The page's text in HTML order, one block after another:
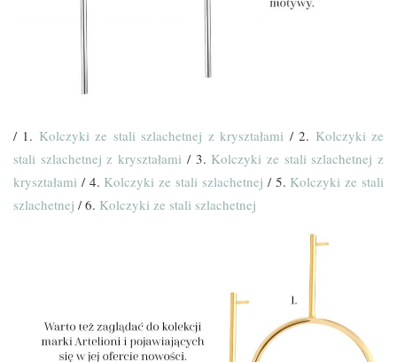
/ 1. Kolczyki ze stali szlachetnej z kryształami / 2. Kolczyki ze
stali szlachetnej z kryształami / 3. Kolczyki ze stali szlachetnej z
kryształami / 4. Kolczyki ze stali szlachetnej / 5. Kolczyki ze stali
szlachetnej / 6. Kolczyki ze stali szlachetnej